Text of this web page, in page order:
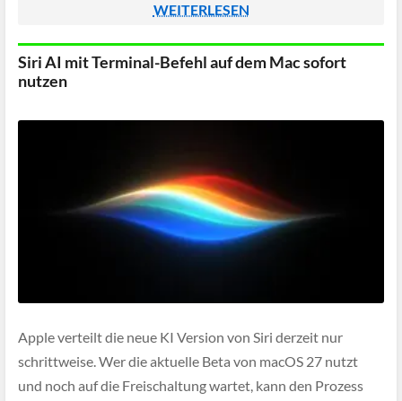
damit nicht mehr gegen diese Bibliothek bauen und laut […]
WEITERLESEN
Siri AI mit Terminal-Befehl auf dem Mac sofort
nutzen
Apple verteilt die neue KI Version von Siri derzeit nur
schrittweise. Wer die aktuelle Beta von macOS 27 nutzt
und noch auf die Freischaltung wartet, kann den Prozess